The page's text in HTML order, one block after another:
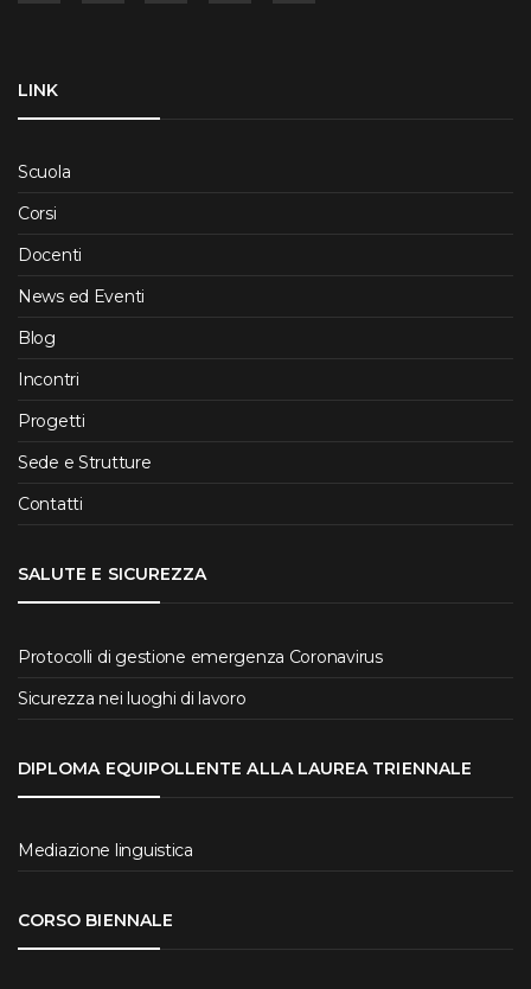
LINK
Scuola
Corsi
Docenti
News ed Eventi
Blog
Incontri
Progetti
Sede e Strutture
Contatti
SALUTE E SICUREZZA
Protocolli di gestione emergenza Coronavirus
Sicurezza nei luoghi di lavoro
DIPLOMA EQUIPOLLENTE ALLA LAUREA TRIENNALE
Mediazione linguistica
CORSO BIENNALE